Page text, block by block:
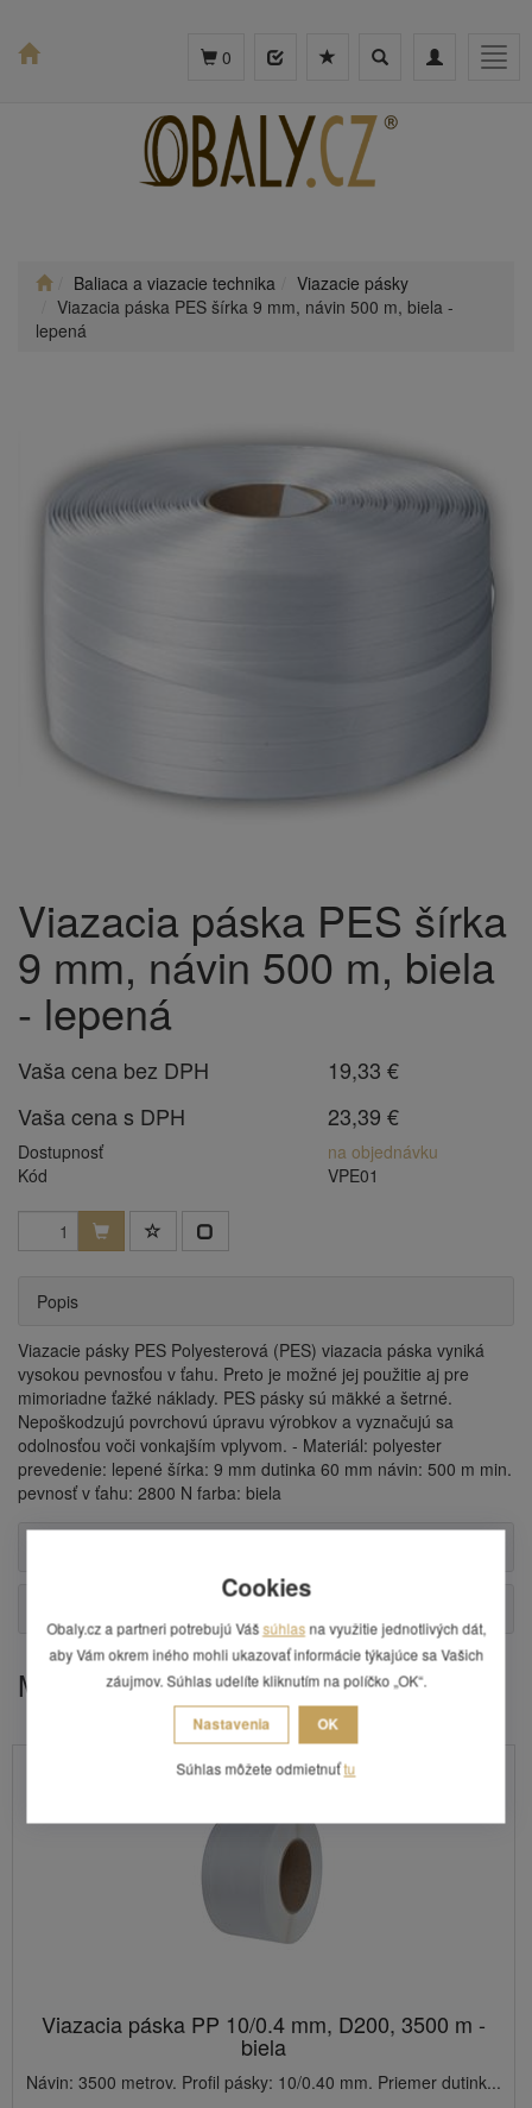
Toggle
Toggle
0
Baliaca a viazacie technika
Viazacie pásky
Viazacia páska PES šírka 9 mm, návin 500 m, biela -
lepená
Viazacia páska PES šírka
9 mm, návin 500 m, biela
- lepená
Vaša cena bez DPH
19,33 €
Vaša cena s DPH
23,39 €
Dostupnosť
na objednávku
Kód
VPE01
Popis
Viazacie pásky PES Polyesterová (PES) viazacia páska vyniká
vysokou pevnosťou v ťahu. Preto je možné jej použitie aj pre
mimoriadne ťažké náklady. PES pásky sú mäkké a šetrné.
Nepoškodzujú povrchovú úpravu výrobkov a vyznačujú sa
odolnosťou voči vonkajším vplyvom. - Materiál: polyester
prevedenie: lepené šírka: 9 mm dutinka 60 mm návin: 500 m min.
pevnosť v ťahu: 2800 N farba: biela
Mohlo by Vás zaujímať
Viazacia páska PP 10/0.4 mm, D200, 3500 m -
biela
Návin: 3500 metrov. Profil pásky: 10/0.40 mm. Priemer dutink...
Cookies
Obaly.cz a partneri potrebujú Vášsúhlas na využitie jednotlivých dát,
aby Vám okrem iného mohli ukazovať informácie týkajúce sa Vašich
záujmov. Súhlas udelíte kliknutím na políčko „OK“.
Nastavenia OK
Súhlas môžete odmietnuťtu